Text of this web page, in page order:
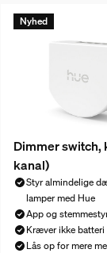
Nyhed
Dimmer switch,
kanal)
Styr almindelige
lamper med Hue
App og
Kræver ikke batteri
Lås op for mere